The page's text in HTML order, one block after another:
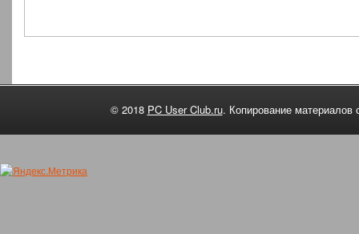
© 2018 PC User Club.ru. Копирование материалов